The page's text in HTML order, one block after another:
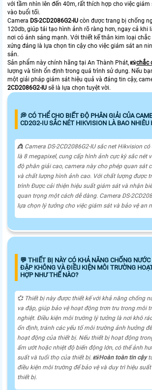
với tầm nhìn lên đến 40m, rất thích hợp cho việc giám
vào buổi tối.
Camera DS-2CD2086G2-IU còn được trang bị chống
120db, giúp tái tạo hình ảnh rõ ràng hơn, ngay cả khi
nơi có ánh sáng mạnh. Với thiết kế thân kim loại chắc
xứng đáng là lựa chọn tin cậy cho việc giám sát an
sản.
Sản phẩm này chính hãng tại An Thành Phát, 📸chắc
lượng và tính ổn định trong quá trình sử dụng. Nếu
một giải pháp giám sát hiệu quả và đáng tin cậy,
2CD2086G2-IU sẽ là lựa chọn tuyệt vời.
️💭 CÓ THỂ CHO BIẾT ĐỘ PHÂN GIẢI CỦA
CD2G2-IU SẮC NÉT HIKVISION LÀ BAO NHIÊU
👸 Camera DS-2CD2086G2-IU sắc net Hikvision
là 8 megapixel, cung cấp hình ảnh cực kỳ sắc nét
độ phân giải cao, camera này cho phép quan sát
và chất lượng hình ảnh cao. Với chất lượng được
trình Được cải thiện hiệu suất giám sát và nhận
quan trọng một cách dễ dàng. Camera DS-
lựa chọn lý tưởng cho việc giám sát và bảo vệ an
️💬 THIẾT BỊ NÀY CÓ KHẢ NĂNG CHỐNG
ĐẬP KHÔNG VÀ ĐIỀU KIỆN MÔI TRƯỜNG
HỢP NHƯ THẾ NÀO?
💞 Thiết bị này được thiết kế với khả năng chống
va đập, giúp bảo vệ hoạt động trơn tru trong môi
nghiệt. Điều kiện môi trường lý tưởng là nơi khô
ổn định, tránh các yếu tố môi trường ảnh hưởng
hoạt động của thiết bị. Nếu thiết bị hoạt động
ẩm ướt hoặc nhiệt độ biến động lớn, có thể ảnh
suất và tuổi thọ của thiết bị. 📸Hoàn toàn tin cậy
điều kiện môi trường để bảo vệ và duy trì hiệu
thiết bị.